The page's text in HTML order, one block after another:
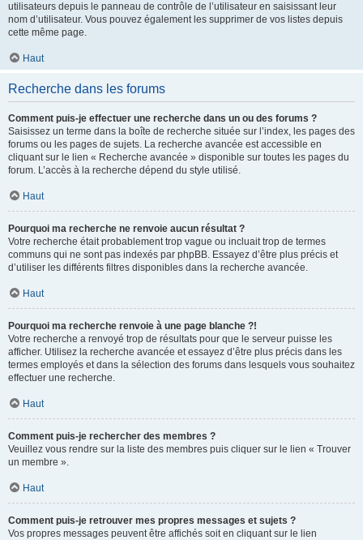
utilisateurs depuis le panneau de contrôle de l’utilisateur en saisissant leur
nom d’utilisateur. Vous pouvez également les supprimer de vos listes depuis
cette même page.
Haut
Recherche dans les forums
Comment puis-je effectuer une recherche dans un ou des forums ?
Saisissez un terme dans la boîte de recherche située sur l’index, les pages des
forums ou les pages de sujets. La recherche avancée est accessible en
cliquant sur le lien « Recherche avancée » disponible sur toutes les pages du
forum. L’accès à la recherche dépend du style utilisé.
Haut
Pourquoi ma recherche ne renvoie aucun résultat ?
Votre recherche était probablement trop vague ou incluait trop de termes
communs qui ne sont pas indexés par phpBB. Essayez d’être plus précis et
d’utiliser les différents filtres disponibles dans la recherche avancée.
Haut
Pourquoi ma recherche renvoie à une page blanche ?!
Votre recherche a renvoyé trop de résultats pour que le serveur puisse les
afficher. Utilisez la recherche avancée et essayez d’être plus précis dans les
termes employés et dans la sélection des forums dans lesquels vous souhaitez
effectuer une recherche.
Haut
Comment puis-je rechercher des membres ?
Veuillez vous rendre sur la liste des membres puis cliquer sur le lien « Trouver
un membre ».
Haut
Comment puis-je retrouver mes propres messages et sujets ?
Vos propres messages peuvent être affichés soit en cliquant sur le lien